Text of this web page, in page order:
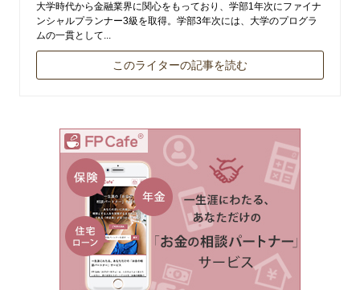
大学時代から金融業界に関心をもっており、学部1年次にファイナ
ンシャルプランナー3級を取得。学部3年次には、大学のプログラ
ムの一貫として...
このライターの記事を読む